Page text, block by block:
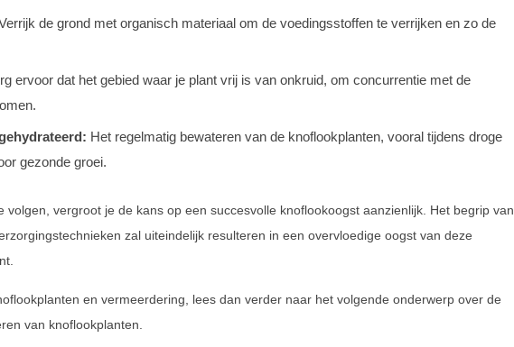
de grond met organisch materiaal om de voedingsstoffen te verrijken en zo de
ervoor dat het gebied waar je plant vrij is van onkruid, om concurrentie met de
Het regelmatig bewateren van de knoflookplanten, vooral tijdens droge
gezonde groei.
volgen, vergroot je de kans op een succesvolle knoflookoogst aanzienlijk. Het begrip van
zal uiteindelijk resulteren in een overvloedige oogst van deze
en vermeerdering, lees dan verder naar het volgende onderwerp over de
van knoflookplanten.